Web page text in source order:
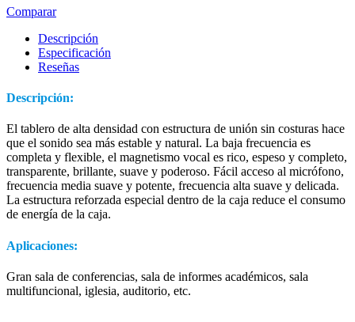
Comparar
Descripción
Especificación
Reseñas
Descripción:
El tablero de alta densidad con estructura de unión sin costuras hace
que el sonido sea más estable y natural. La baja frecuencia es
completa y flexible, el magnetismo vocal es rico, espeso y completo,
transparente, brillante, suave y poderoso. Fácil acceso al micrófono,
frecuencia media suave y potente, frecuencia alta suave y delicada.
La estructura reforzada especial dentro de la caja reduce el consumo
de energía de la caja.
Aplicaciones:
Gran sala de conferencias, sala de informes académicos, sala
multifuncional, iglesia, auditorio, etc.